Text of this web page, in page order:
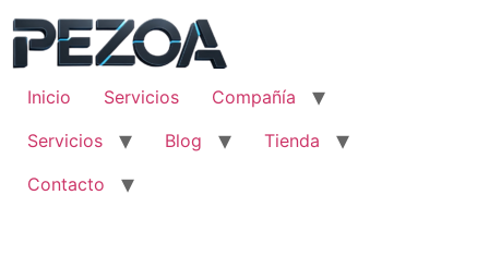
contenido
Inicio
Servicios
Compañía
Servicios
Blog
Tienda
Contacto